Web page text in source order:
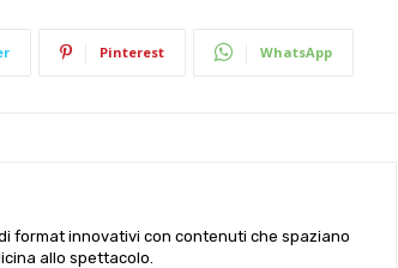
Pinterest WhatsApp
format innovativi con contenuti che spaziano
allo spettacolo.